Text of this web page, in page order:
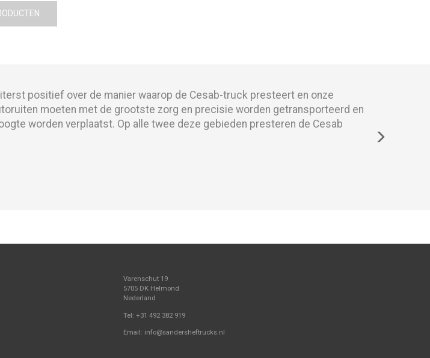
positief over de manier waarop de Cesab-truck presteert en onze
moeten met de grootste zorg en precisie worden getransporteerd en
worden verplaatst. Op alle twee deze gebieden presteren de Cesab
Varenschut 19
5705 DK Helmond
Nederland
Tel:+31 492 382 919
Email: info@sandersheftrucks.nl